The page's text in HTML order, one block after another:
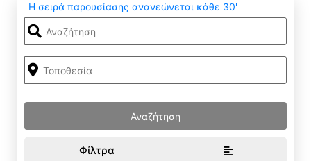
Φίλτρα
Η σειρά παρουσίασης ανανεώνεται κάθε 30'